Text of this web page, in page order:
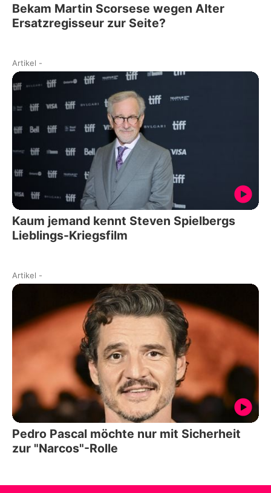
Bekam Martin Scorsese wegen Alter
Ersatzregisseur zur Seite?
Artikel -
Kaum jemand kennt Steven Spielbergs
Lieblings-Kriegsfilm
Artikel -
Pedro Pascal möchte nur mit Sicherheit
zur "Narcos"-Rolle